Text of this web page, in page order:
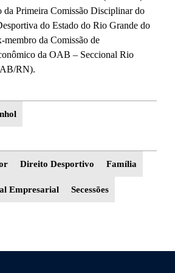
Primeira Comissão Disciplinar do
do Estado do Rio Grande do
da Comissão de
da OAB – Seccional Rio
RN).
Direito Desportivo Família
Empresarial Secessões